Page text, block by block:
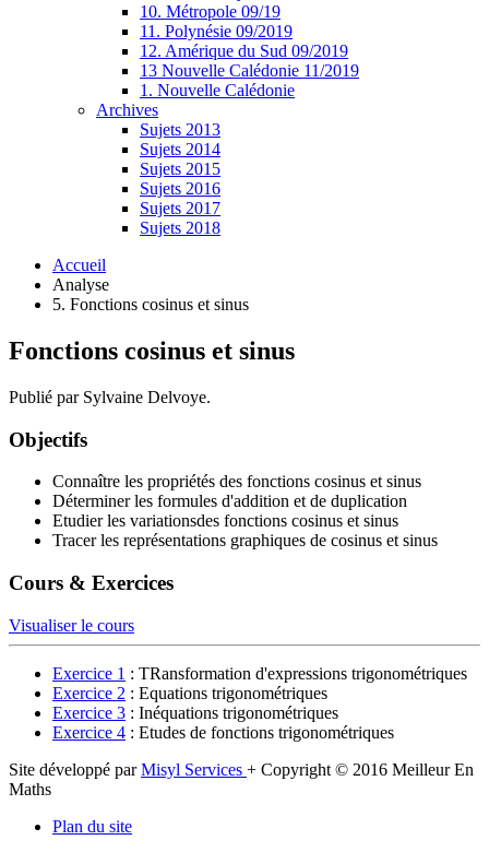
10. Métropole 09/19
11. Polynésie 09/2019
12. Amérique du Sud 09/2019
13 Nouvelle Calédonie 11/2019
1. Nouvelle Calédonie
Archives
Sujets 2013
Sujets 2014
Sujets 2015
Sujets 2016
Sujets 2017
Sujets 2018
Accueil
Analyse
5. Fonctions cosinus et sinus
Fonctions cosinus et sinus
Publié par Sylvaine Delvoye.
Objectifs
Connaître les propriétés des fonctions cosinus et sinus
Déterminer les formules d'addition et de duplication
Etudier les variationsdes fonctions cosinus et sinus
Tracer les représentations graphiques de cosinus et sinus
Cours & Exercices
Visualiser le cours
Exercice 1 : TRansformation d'expressions trigonométriques
Exercice 2 : Equations trigonométriques
Exercice 3 : Inéquations trigonométriques
Exercice 4 : Etudes de fonctions trigonométriques
Site développé parMisyl Services + Copyright © 2016 Meilleur En
Maths
Plan du site